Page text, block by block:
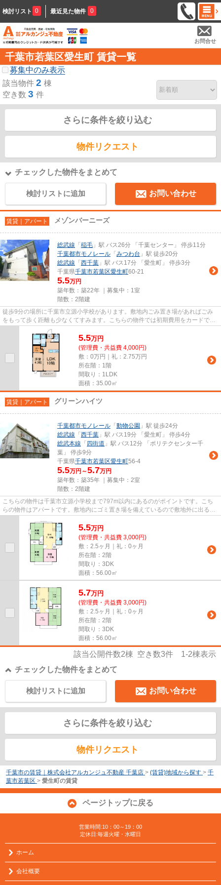
検討リスト 0 最近見た物件 0
お問合せ
千葉市若葉区愛生町 賃貸一覧
募集中のみ表示
該当物件 2 棟
空き数 3 件
さらに条件を絞り込む
物件リクエスト
チェックした物件をまとめて
検討リストに追加 お問い合わせ
賃貸｜アパート メゾンバーニーズ
総武線 「 稲毛 」駅 バス26分 「千葉センター」 停歩11分
千葉都市モノレール 「 みつわ台 」駅 徒歩20分
総武線 「 西千葉 」駅 バス17分 「愛生町」 停歩3分
千葉県千葉市若葉区愛生町60-21
5.5万円
築年数：築22年 ｜募集中： 1室
階数：2階建
徒歩9分の場所に千葉市立源小学校があります。敷地内ごみ置き場があればごみ
をもって歩く距離も少なくてすみます。こちらの物件では初期費用をカードでお
支払いいただけます。「メゾン...
5.5万円
(管理費・共益費 4,000円)
敷：0万円｜礼：2.75万円
所在階：1階
間取り：1LDK
面積：35.00㎡
賃貸｜アパート グリーンハイツ
千葉都市モノレール 「 動物公園 」駅 徒歩24分
総武線 「 西千葉 」駅 バス19分 「愛生町」 停歩4分
総武本線 「 四街道 」駅 バス12分 「ポリテクセンター千
葉」 停歩9分
千葉県千葉市若葉区愛生町56-4
5.5万円～5.7万円
築年数：築35年 ｜募集中： 2室
階数：2階建
こちらの物件は千葉市立源小学校まで797m以内にあるのがポイントです。こち
らの物件はアパートです。敷地内にゴミ置き場を備えているので敷地外に出る必
5.5万円
(管理費・共益費 3,000円)
敷：2.5ヶ月｜礼：0ヶ月
所在階：2階
間取り：3DK
面積：56.00㎡
5.7万円
(管理費・共益費 3,000円)
敷：2.5ヶ月｜礼：0ヶ月
所在階：2階
間取り：3DK
面積：56.00㎡
該当公開件数2棟 空き数3件 1-2棟表示
チェックした物件をまとめて
お問い合わせ
検討リストに追加
さらに条件を絞り込む
物件リクエスト
千葉市の賃貸｜株式会社アルカンジュ不動産 千葉店 > (賃貸)地域から探す > 千
葉市若葉区 > 愛生町の賃貸
ページトップに戻る
営業時間:10：00～19：00
定休日:毎週火曜・水曜日
ホーム
会社概要